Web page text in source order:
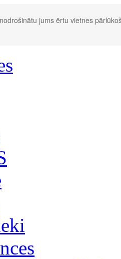
jums ērtu vietnes